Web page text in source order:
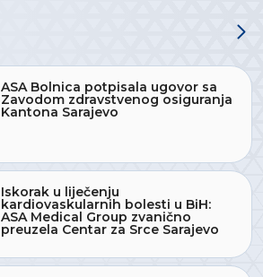
ASA Bolnica potpisala ugovor sa
Zavodom zdravstvenog osiguranja
Kantona Sarajevo
Iskorak u liječenju
kardiovaskularnih bolesti u BiH:
ASA Medical Group zvanično
preuzela Centar za Srce Sarajevo